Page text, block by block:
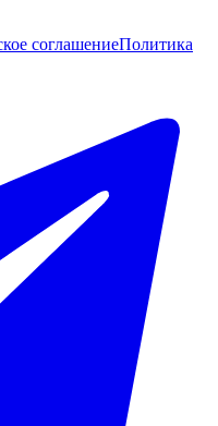
соглашениеПолитика